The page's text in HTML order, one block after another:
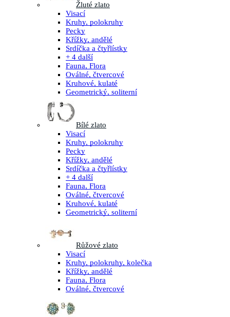
Žluté zlato
Visací
Kruhy, polokruhy
Pecky
Křížky, andělé
Srdíčka a čtyřlístky
+ 4 další
Fauna, Flora
Oválné, čtvercové
Kruhové, kulaté
Geometrický, soliterní
Bílé zlato
Visací
Kruhy, polokruhy
Pecky
Křížky, andělé
Srdíčka a čtyřlístky
+ 4 další
Fauna, Flora
Oválné, čtvercové
Kruhové, kulaté
Geometrický, soliterní
Růžové zlato
Visací
Kruhy, polokruhy, kolečka
Křížky, andělé
Fauna, Flora
Oválné, čtvercové